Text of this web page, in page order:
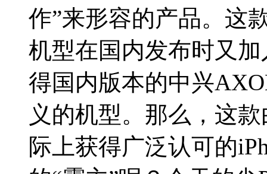
作”来形容的产品。这
机型在国内发布时又
得国内版本的中兴
义的机型。那么，这
际上获得广泛认可的